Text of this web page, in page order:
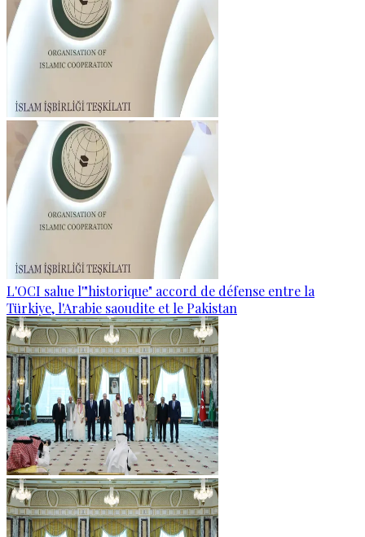
L'OCI salue l'"historique" accord de défense entre la
Türkiye, l'Arabie saoudite et le Pakistan